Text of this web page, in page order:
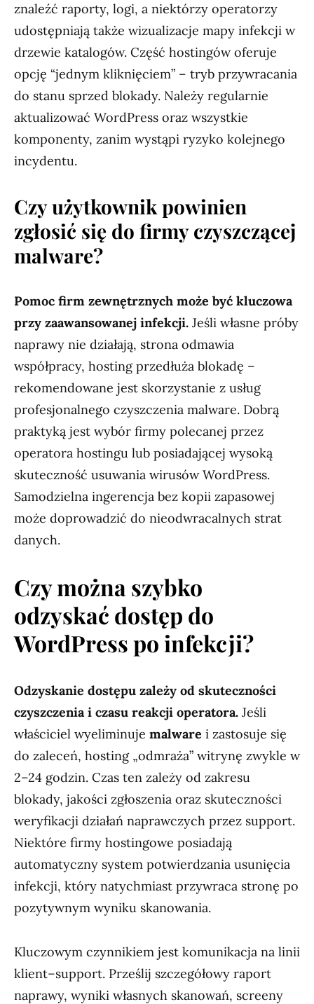
znaleźć raporty, logi, a niektórzy operatorzy
udostępniają także wizualizacje mapy infekcji w
drzewie katalogów. Część hostingów oferuje
opcję “jednym kliknięciem” – tryb przywracania
do stanu sprzed blokady. Należy regularnie
aktualizować WordPress oraz wszystkie
komponenty, zanim wystąpi ryzyko kolejnego
incydentu.
Czy użytkownik powinien
zgłosić się do firmy czyszczącej
malware?
Pomoc firm zewnętrznych może być kluczowa
przy zaawansowanej infekcji. Jeśli własne próby
naprawy nie działają, strona odmawia
współpracy, hosting przedłuża blokadę –
rekomendowane jest skorzystanie z usług
profesjonalnego czyszczenia malware. Dobrą
praktyką jest wybór firmy polecanej przez
operatora hostingu lub posiadającej wysoką
skuteczność usuwania wirusów WordPress.
Samodzielna ingerencja bez kopii zapasowej
może doprowadzić do nieodwracalnych strat
danych.
Czy można szybko
odzyskać dostęp do
WordPress po infekcji?
Odzyskanie dostępu zależy od skuteczności
czyszczenia i czasu reakcji operatora. Jeśli
właściciel wyeliminuje malware i zastosuje się
do zaleceń, hosting „odmraża” witrynę zwykle w
2–24 godzin. Czas ten zależy od zakresu
blokady, jakości zgłoszenia oraz skuteczności
weryfikacji działań naprawczych przez support.
Niektóre firmy hostingowe posiadają
automatyczny system potwierdzania usunięcia
infekcji, który natychmiast przywraca stronę po
pozytywnym wyniku skanowania.
Kluczowym czynnikiem jest komunikacja na linii
klient–support. Prześlij szczegółowy raport
naprawy, wyniki własnych skanowań, screeny